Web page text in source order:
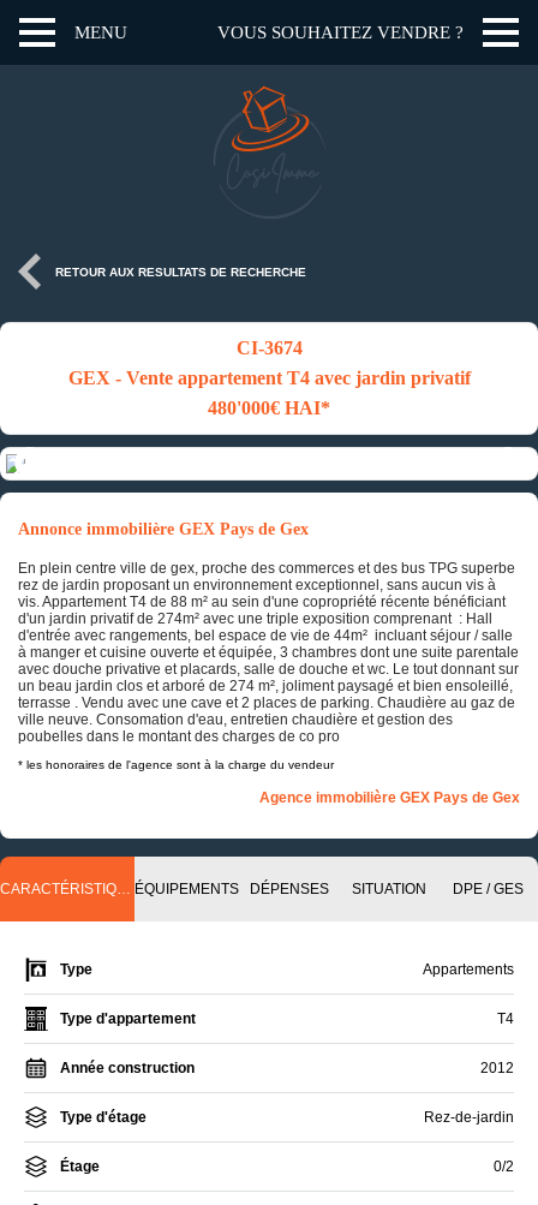
MENU VOUS SOUHAITEZ VENDRE ?
RETOUR AUX RESULTATS DE RECHERCHE
CI-3674
GEX - Vente appartement T4 avec jardin privatif
480'000€ HAI*
Annonce immobilière GEX Pays de Gex
En plein centre ville de gex, proche des commerces et des bus TPG superbe
rez de jardin proposant un environnement exceptionnel, sans aucun vis à
vis. Appartement T4 de 88 m² au sein d'une copropriété récente bénéficiant
d'un jardin privatif de 274m² avec une triple exposition comprenant : Hall
d'entrée avec rangements, bel espace de vie de 44m² incluant séjour / salle
à manger et cuisine ouverte et équipée, 3 chambres dont une suite parentale
avec douche privative et placards, salle de douche et wc. Le tout donnant sur
un beau jardin clos et arboré de 274 m², joliment paysagé et bien ensoleillé,
terrasse . Vendu avec une cave et 2 places de parking. Chaudière au gaz de
ville neuve. Consomation d'eau, entretien chaudière et gestion des
poubelles dans le montant des charges de co pro
* les honoraires de l'agence sont à la charge du vendeur
Agence immobilière GEX Pays de Gex
CARACTÉRISTIQUES ÉQUIPEMENTS DÉPENSES SITUATION DPE / GES
Type Appartements
Type d'appartement T4
Année construction 2012
Type d'étage Rez-de-jardin
Étage 0/2